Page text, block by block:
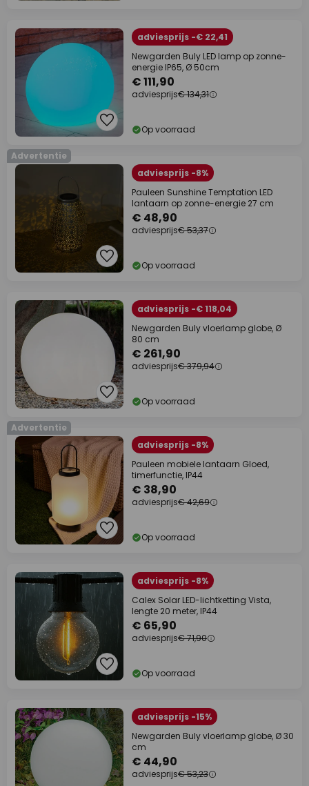
adviesprijs -€ 22,41
Newgarden Buly LED lamp op zonne-
energie IP65, Ø 50cm
€ 111,90
adviesprijs€ 134,31
Op voorraad
Advertentie
adviesprijs -8%
Pauleen Sunshine Temptation LED
lantaarn op zonne-energie 27 cm
€ 48,90
adviesprijs€ 53,37
Op voorraad
adviesprijs -€ 118,04
Newgarden Buly vloerlamp globe, Ø
80 cm
€ 261,90
adviesprijs€ 379,94
Op voorraad
Advertentie
adviesprijs -8%
Pauleen mobiele lantaarn Gloed,
timerfunctie, IP44
€ 38,90
adviesprijs€ 42,69
Op voorraad
adviesprijs -8%
Calex Solar LED-lichtketting Vista,
lengte 20 meter, IP44
€ 65,90
adviesprijs€ 71,90
Op voorraad
adviesprijs -15%
Newgarden Buly vloerlamp globe, Ø 30
cm
€ 44,90
adviesprijs€ 53,23